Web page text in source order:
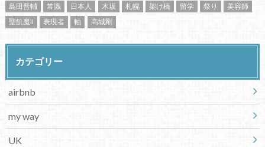
島田晋輔
常識 日本人 木坂 札幌 架け橋 留学 祭り
美容師
聖飢魔II
表現者 軸 高城剛
カテゴリー
airbnb
my way
UK